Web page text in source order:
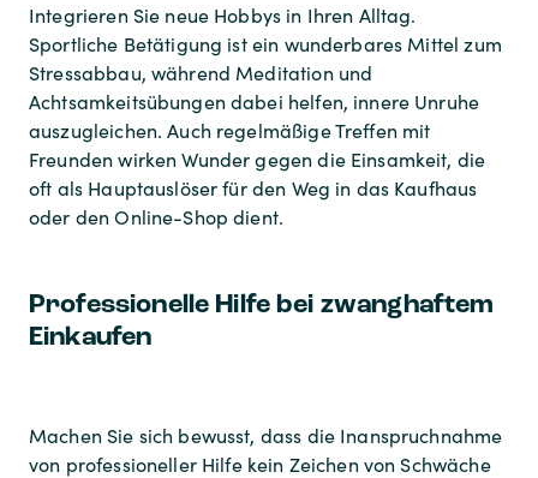
Integrieren Sie neue Hobbys in Ihren Alltag.
Sportliche Betätigung ist ein wunderbares Mittel zum
Stressabbau, während Meditation und
Achtsamkeitsübungen dabei helfen, innere Unruhe
auszugleichen. Auch regelmäßige Treffen mit
Freunden wirken Wunder gegen die Einsamkeit, die
oft als Hauptauslöser für den Weg in das Kaufhaus
oder den Online-Shop dient.
Professionelle Hilfe bei zwanghaftem
Einkaufen
Machen Sie sich bewusst, dass die Inanspruchnahme
von professioneller Hilfe kein Zeichen von Schwäche